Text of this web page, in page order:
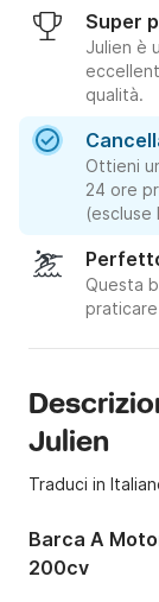
Super
Julien è
qualità.
Ottieni
24 ore
(escluse
Questa
Julien
Traduci in
Barca A
200cv